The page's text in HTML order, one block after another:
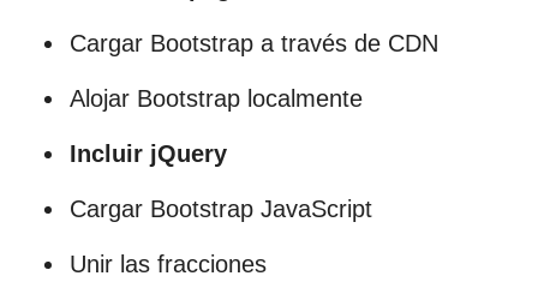
Cargar Bootstrap a través de CDN
Alojar Bootstrap localmente
Incluir jQuery
Cargar Bootstrap JavaScript
Unir las fracciones